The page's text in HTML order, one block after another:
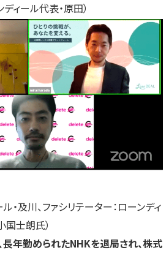
ィール代表・原田）
・及川、ファシリテーター：ローンディ
士朗氏）
年勤められたNHKを退局され、株式